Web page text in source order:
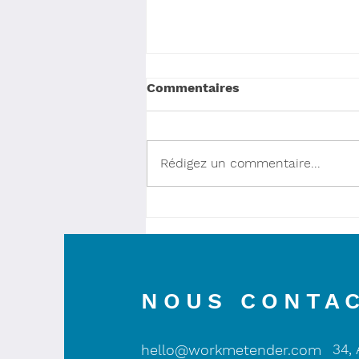
Commentaires
Rédigez un commentaire...
NOUS
hello@workmetender.com 34,